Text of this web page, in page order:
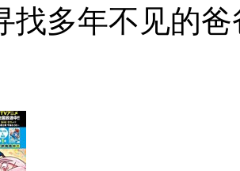
找多年不见的爸